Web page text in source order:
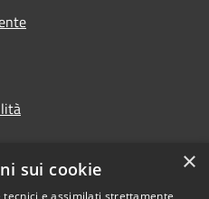
×
sui cookie
e assimilati strettamente